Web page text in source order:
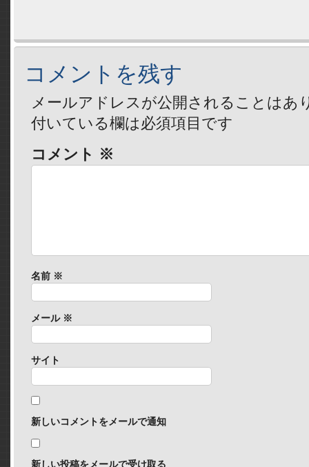
コメントを残す
メールアドレスが公開されることはあ
付いている欄は必須項目です
コメント ※
名前 ※
メール ※
サイト
新しいコメントをメールで通知
新しい投稿をメールで受け取る